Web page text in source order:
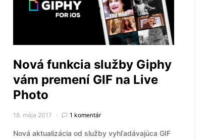
Nová funkcia služby Giphy
vám premení GIF na Live
Photo
18. mája 2017 1 komentár
Nová aktualizácia od služby vyhľadávajúca GIF